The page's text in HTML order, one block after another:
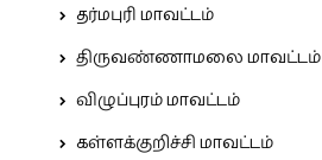
தர்மபுரி மாவட்டம்
திருவண்ணாமலை மாவட்டம்
விழுப்புரம் மாவட்டம்
கள்ளக்குறிச்சி மாவட்டம்